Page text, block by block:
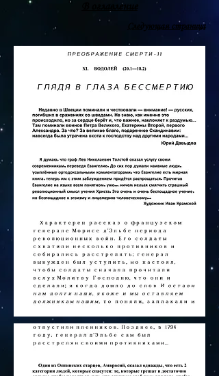
В оглавление
Следующая страница